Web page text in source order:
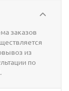
заказов
из
по